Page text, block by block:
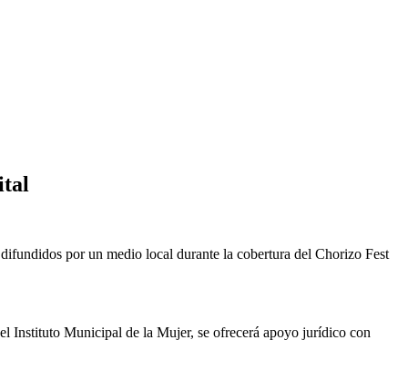
por un medio local durante la cobertura del Chorizo Fest
Instituto Municipal de la Mujer, se ofrecerá apoyo jurídico con